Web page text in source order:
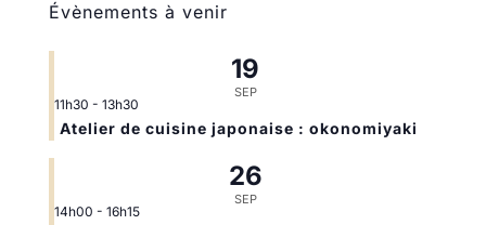
Évènements à venir
19
SEP
11h30 - 13h30
Atelier de cuisine japonaise : okonomiyaki
26
SEP
14h00 - 16h15